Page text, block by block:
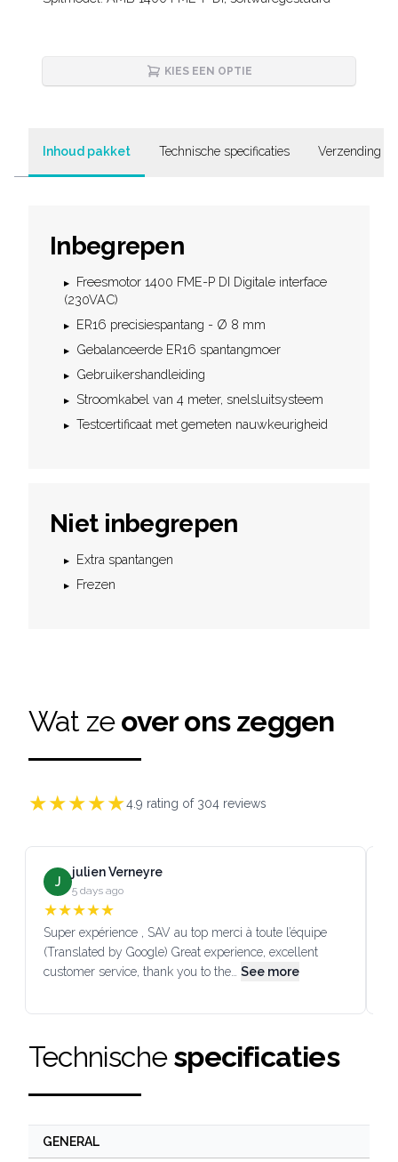
KIES EEN OPTIE
Inhoud pakket Technische specificaties Verzending &
Inbegrepen
Freesmotor 1400 FME-P DI Digitale interface
(230VAC)
ER16 precisiespantang - Ø 8 mm
Gebalanceerde ER16 spantangmoer
Gebruikershandleiding
Stroomkabel van 4 meter, snelsluitsysteem
Testcertificaat met gemeten nauwkeurigheid
Niet inbegrepen
Extra spantangen
Frezen
Wat zeover ons zeggen
★★★★★4.9 rating of 304 reviews
J
julien Verneyre
5 days ago
★★★★★
Super expérience , SAV au top merci à toute l’équipe
(Translated by Google) Great experience, excellent
customer service, thank you to the…
See more
Technischespecificaties
GENERAL